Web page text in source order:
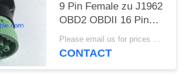
9 Pin Female zu J1962
OBD2 OBDII 16 Pin
Female Adapter
Please email us for prices MOQ:100 Stück
CONTACT